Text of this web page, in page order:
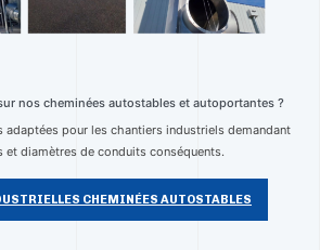
nos cheminées autostables et autoportantes ?
adaptées pour les chantiers industriels demandant
et diamètres de conduits conséquents.
CHEMINÉES AUTOSTABLES